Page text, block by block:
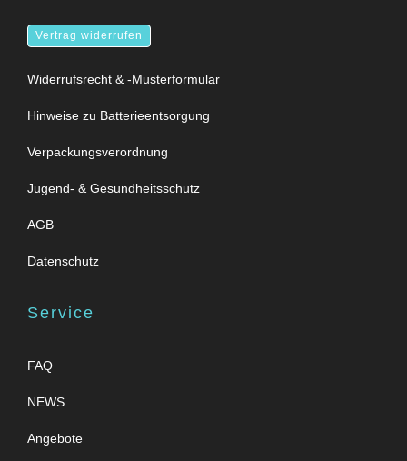
Vertrag widerrufen
Widerrufsrecht & -Musterformular
Hinweise zu Batterieentsorgung
Verpackungsverordnung
Jugend- & Gesundheitsschutz
AGB
Datenschutz
Service
FAQ
NEWS
Angebote